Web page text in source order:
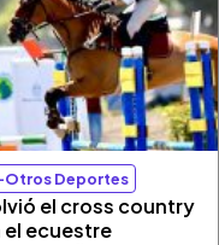
Otros Deportes
el cross country
el ecuestre